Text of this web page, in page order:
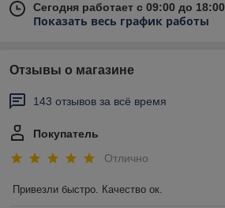
Сегодня работает с 09:00 до 18:00
Показать весь график работы
Отзывы о магазине
143 отзывов за всё время
Покупатель
Отлично
Привезли быстро. Качество ок.